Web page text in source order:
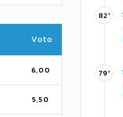
Voto
6,00
5,50
82'
79'